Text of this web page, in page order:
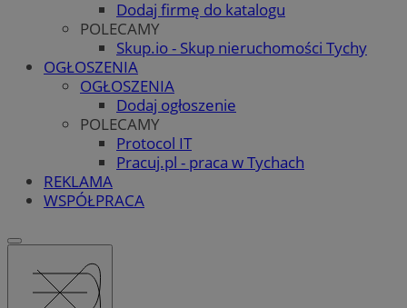
Dodaj firmę do katalogu
POLECAMY
Skup.io - Skup nieruchomości Tychy
OGŁOSZENIA
OGŁOSZENIA
Dodaj ogłoszenie
POLECAMY
Protocol IT
Pracuj.pl - praca w Tychach
REKLAMA
WSPÓŁPRACA